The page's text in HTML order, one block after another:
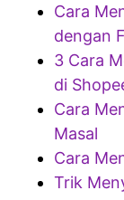
Cara
dengan
3 Cara
di
Cara
Masal
Cara
Trik